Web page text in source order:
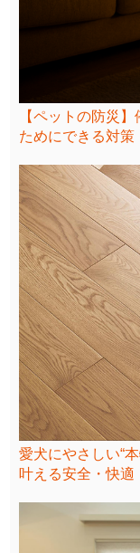
【ペットの防災
ためにできる対策
愛犬にやさしい“
叶える安全・快適